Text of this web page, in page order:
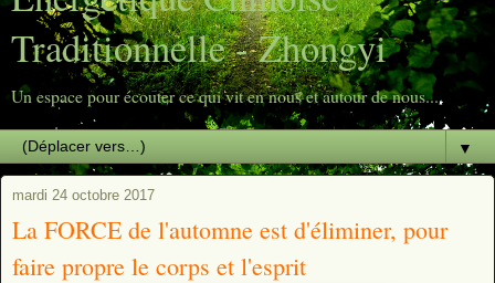
Traditionnelle - Zhongyi
Un espace pour écouter ce qui vit en nous et autour de nous...
▼
mardi 24 octobre 2017
La FORCE de l'automne est d'éliminer, pour
faire propre le corps et l'esprit